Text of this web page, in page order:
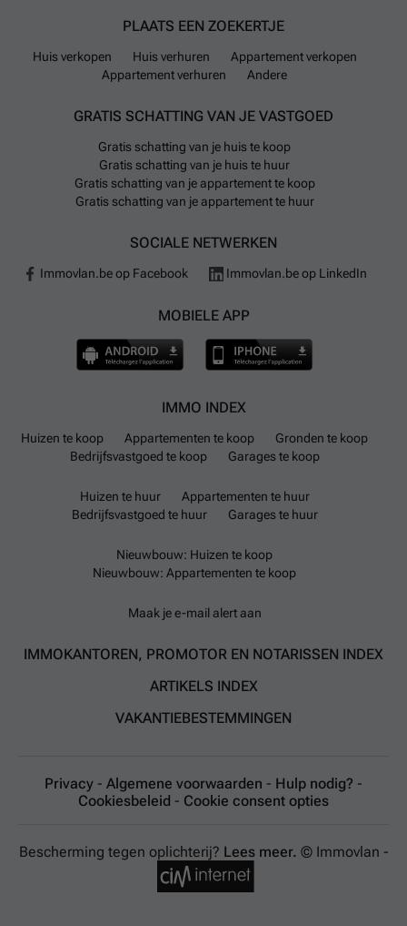
PLAATS EEN ZOEKERTJE
Huis verkopen Huis verhuren
Appartement verkopen
Appartement verhuren
Andere
GRATIS SCHATTING VAN JE VASTGOED
Gratis schatting van je huis te koop
Gratis schatting van je huis te huur
Gratis schatting van je appartement te koop
Gratis schatting van je appartement te huur
SOCIALE NETWERKEN
Immovlan.be op Facebook Immovlan.be op LinkedIn
MOBIELE APP
IMMO INDEX
Huizen te koop Appartementen te koop
Gronden te koop
Bedrijfsvastgoed te koop
Garages te koop
Huizen te huur
Appartementen te huur
Bedrijfsvastgoed te huur
Garages te huur
Nieuwbouw: Huizen te koop
Nieuwbouw: Appartementen te koop
Maak je e-mail alert aan
IMMOKANTOREN, PROMOTOR EN NOTARISSEN INDEX
ARTIKELS INDEX
VAKANTIEBESTEMMINGEN
Privacy - Algemene voorwaarden - Hulp nodig? -
Cookiesbeleid - Cookie consent opties
Bescherming tegen oplichterij? Lees meer. © Immovlan -